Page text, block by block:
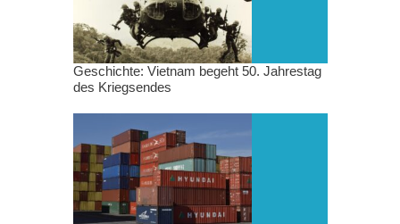
Geschichte: Vietnam begeht 50. Jahrestag
des Kriegsendes